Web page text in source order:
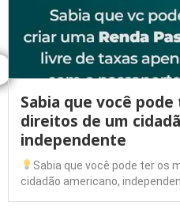
Sabia que você
direitos de um
independente
Sabia que você pode ter os
cidadão americano,